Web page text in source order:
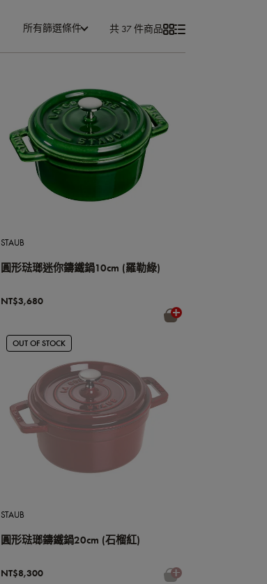
所有篩選條件 共 37 件商品
STAUB
圓形琺瑯迷你鑄鐵鍋10cm (羅勒綠)
NT$3,680
OUT OF STOCK
STAUB
圓形琺瑯鑄鐵鍋20cm (石榴紅)
NT$8,300